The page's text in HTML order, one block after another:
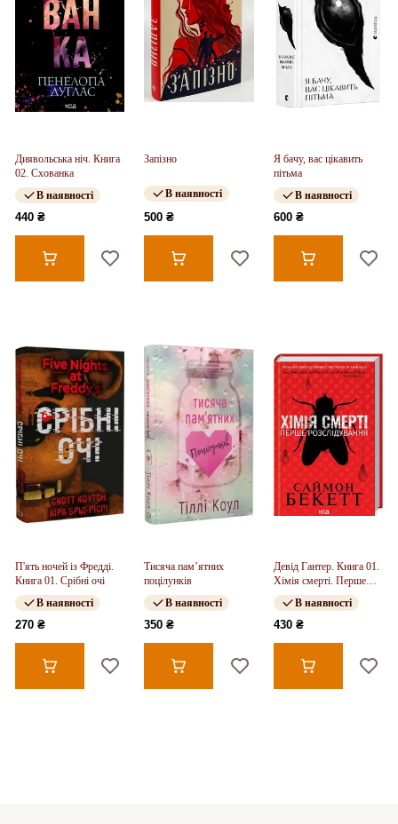
Диявольська ніч. Книга
02. Схованка
В наявності
440 ₴
Запізно
В наявності
500 ₴
Я бачу, вас цікавить
пітьма
В наявності
600 ₴
П'ять ночей із Фредді.
Книга 01. Срібні очі
В наявності
270 ₴
Тисяча пам’ятних
поцілунків
В наявності
350 ₴
Девід Гантер. Книга 01.
Хімія смерті. Перше
розслідування
В наявності
430 ₴